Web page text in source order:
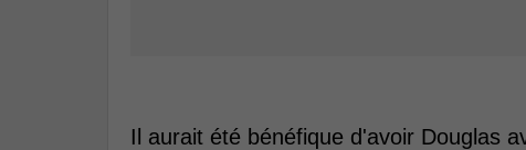
Il aurait été bénéfique d'avoir Douglas